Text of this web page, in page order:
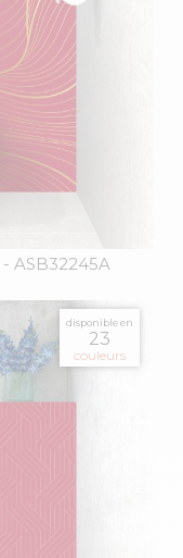
- ASB32245A
disponible en
23
couleurs